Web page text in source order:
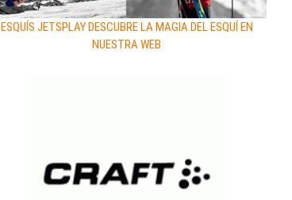
ESQUÍS JETSPLAY DESCUBRE LA MAGIA DEL ESQUÍ EN
NUESTRA WEB